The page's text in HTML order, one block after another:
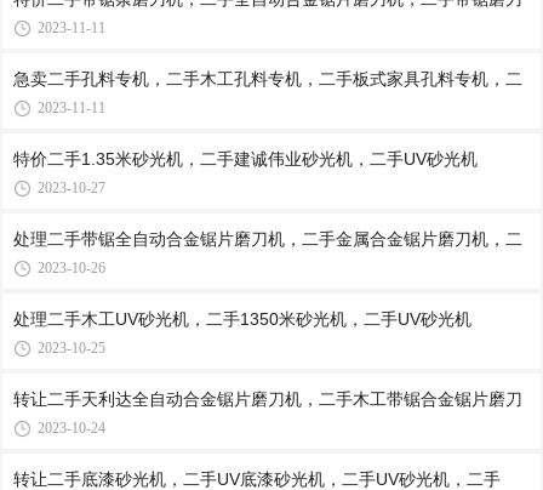
2023-11-11
急卖二手孔料专机，二手木工孔料专机，二手板式家具孔料专机，二
2023-11-11
特价二手1.35米砂光机，二手建诚伟业砂光机，二手UV砂光机
2023-10-27
处理二手带锯全自动合金锯片磨刀机，二手金属合金锯片磨刀机，二
2023-10-26
处理二手木工UV砂光机，二手1350米砂光机，二手UV砂光机
2023-10-25
转让二手天利达全自动合金锯片磨刀机，二手木工带锯合金锯片磨刀
2023-10-24
转让二手底漆砂光机，二手UV底漆砂光机，二手UV砂光机，二手